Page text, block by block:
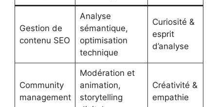
Gestion de
contenu SEO
Analyse
sémantique,
optimisation
technique
Curiosité &
esprit
d’analyse
Community
management
Modération et
animation,
storytelling
Créativité &
empathie